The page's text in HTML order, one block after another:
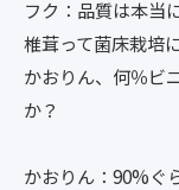
フク：品質は本当
椎茸って菌床栽培
かおりん、何％ビ
か？
かおりん：90%ぐ